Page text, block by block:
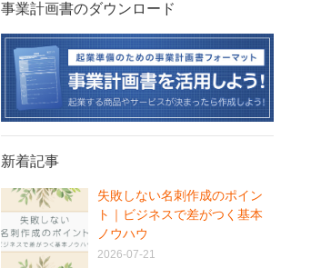
事業計画書のダウンロード
新着記事
失敗しない名刺作成のポイン
ト｜ビジネスで差がつく基本
ノウハウ
2026-07-21